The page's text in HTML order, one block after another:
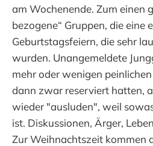
am Wochenende. Zum einen
bezogene“ Gruppen, die eine
Geburtstagsfeiern, die sehr
wurden. Unangemeldete
mehr oder wenigen
dann zwar reserviert hatten,
wieder "ausluden", weil
ist. Diskussionen, Ärger,
Zur Weihnachtszeit kommen